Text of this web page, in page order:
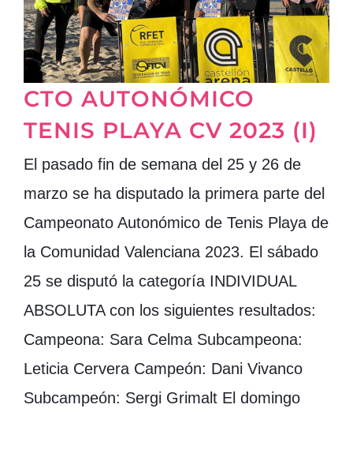
CTO AUTONÓMICO
TENIS PLAYA CV 2023 (I)
El pasado fin de semana del 25 y 26 de
marzo se ha disputado la primera parte del
Campeonato Autonómico de Tenis Playa de
la Comunidad Valenciana 2023. El sábado
25 se disputó la categoría INDIVIDUAL
ABSOLUTA con los siguientes resultados:
Campeona: Sara Celma Subcampeona:
Leticia Cervera Campeón: Dani Vivanco
Subcampeón: Sergi Grimalt El domingo